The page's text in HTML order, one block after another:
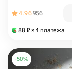
4.96956
88 ₽ × 4 платежа
-50%